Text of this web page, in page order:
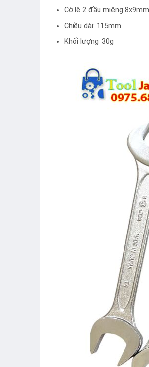
Cờ lê 2 đầu miệng 8x9mm
Chiều dài: 115mm
Khối lượng: 30g